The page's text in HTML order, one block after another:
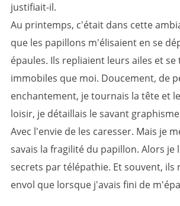
justifiait-il.
Au printemps, c'était dans cette
que les papillons m'élisaient en se
épaules. Ils repliaient leurs ailes et se
immobiles que moi. Doucement, de
enchantement, je tournais la tête et
loisir, je détaillais le savant
Avec l'envie de les caresser. Mais je
savais la fragilité du papillon. Alors je
secrets par télépathie. Et souvent, ils
envol que lorsque j'avais fini de